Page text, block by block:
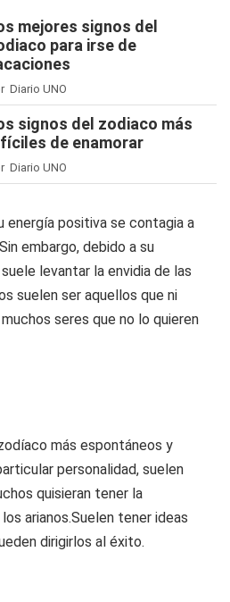
mejores signos del
para irse de
Diario UNO
signos del zodiaco más
de enamorar
Diario UNO
energía positiva se contagia a
embargo, debido a su
levantar la envidia de las
suelen ser aquellos que ni
seres que no lo quieren
más espontáneos y
personalidad, suelen
quisieran tener la
arianos.Suelen tener ideas
dirigirlos al éxito.